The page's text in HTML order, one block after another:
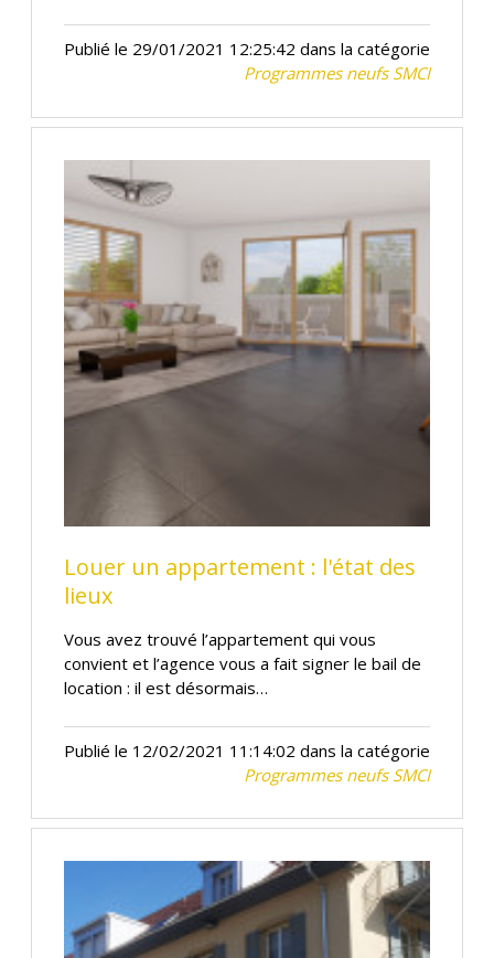
Publié le 29/01/2021 12:25:42 dans la catégorie
Programmes neufs SMCI
Louer un appartement : l'état des
lieux
Vous avez trouvé l’appartement qui vous
convient et l’agence vous a fait signer le bail de
location : il est désormais…
Publié le 12/02/2021 11:14:02 dans la catégorie
Programmes neufs SMCI